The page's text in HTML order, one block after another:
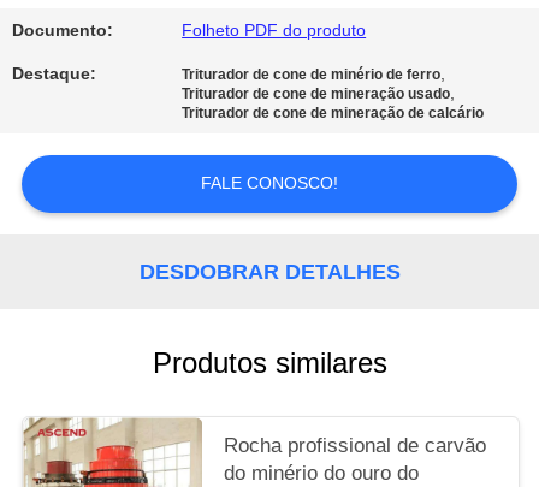
POLÍTICA
DE
PRIVACIDADE
Documento: Folheto PDF do produto
Destaque: Triturador de cone de minério de ferro,
Triturador de cone de mineração usado,
Triturador de cone de mineração de calcário
FALE CONOSCO!
DESDOBRAR DETALHES
Produtos similares
Rocha profissional de carvão
do minério do ouro do